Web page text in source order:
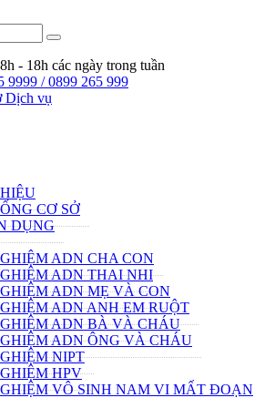
- 18h các ngày trong tuần
9999 / 0899 265 999
Dịch vụ
CƠ SỞ
DỤNG
ADN CHA CON
ADN THAI NHI
ADN MẸ VÀ CON
ADN ANH EM RUỘT
ADN BÀ VÀ CHÁU
ADN ÔNG VÀ CHÁU
NIPT
HPV
VÔ SINH NAM VI MẤT ĐOẠN